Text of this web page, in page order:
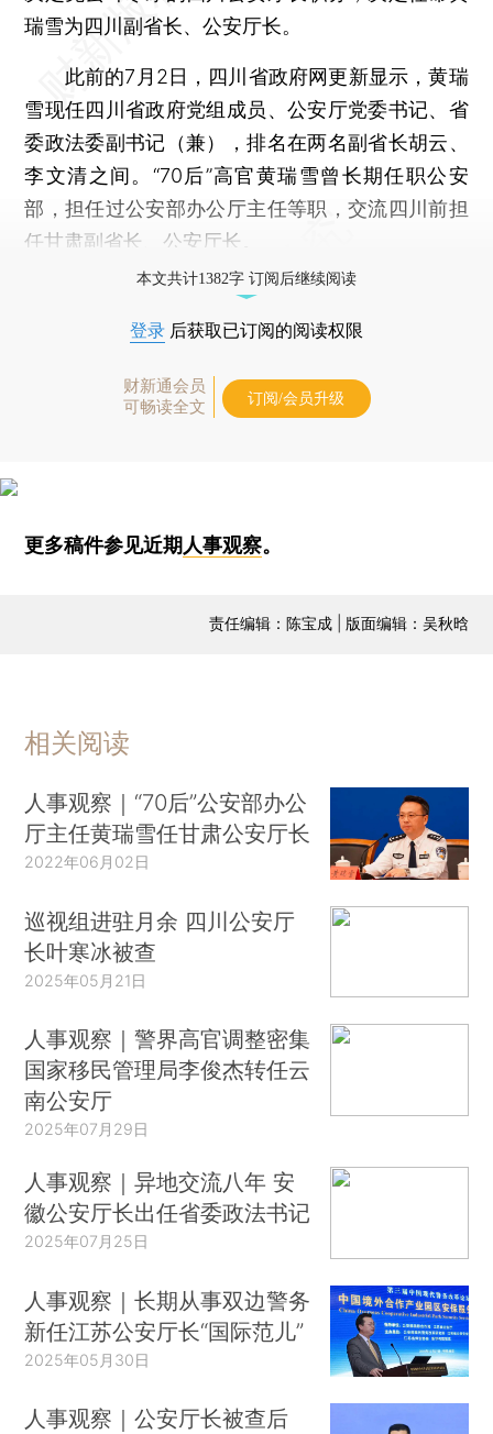
瑞雪为四川副省长、公安厅长。
此前的7月2日，四川省政府网更新显示，黄瑞
雪现任四川省政府党组成员、公安厅党委书记、省
委政法委副书记（兼），排名在两名副省长胡云、
李文清之间。“70后”高官黄瑞雪曾长期任职公安
部，担任过公安部办公厅主任等职，交流四川前担
任甘肃副省长、公安厅长。
本文共计1382字 订阅后继续阅读
登录 后获取已订阅的阅读权限
财新通会员
可畅读全文
订阅/会员升级
更多稿件参见近期人事观察。
责任编辑：陈宝成 | 版面编辑：吴秋晗
相关阅读
人事观察｜“70后”公安部办公
厅主任黄瑞雪任甘肃公安厅长
2022年06月02日
巡视组进驻月余 四川公安厅
长叶寒冰被查
2025年05月21日
人事观察｜警界高官调整密集
国家移民管理局李俊杰转任云
南公安厅
2025年07月29日
人事观察｜异地交流八年 安
徽公安厅长出任省委政法书记
2025年07月25日
人事观察｜长期从事双边警务
新任江苏公安厅长“国际范儿”
2025年05月30日
人事观察｜公安厅长被查后